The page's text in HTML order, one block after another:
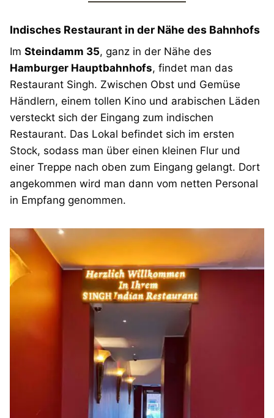
Indisches Restaurant in der Nähe des Bahnhofs
Im Steindamm 35, ganz in der Nähe des
Hamburger Hauptbahnhofs, findet man das
Restaurant Singh. Zwischen Obst und Gemüse
Händlern, einem tollen Kino und arabischen Läden
versteckt sich der Eingang zum indischen
Restaurant. Das Lokal befindet sich im ersten
Stock, sodass man über einen kleinen Flur und
einer Treppe nach oben zum Eingang gelangt. Dort
angekommen wird man dann vom netten Personal
in Empfang genommen.